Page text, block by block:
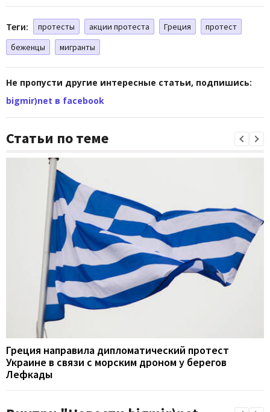
Теги: протесты акции протеста Греция
протест
беженцы
мигранты
Не пропусти другие интересные статьи, подпишись:
bigmir)net в facebook
Статьи по теме
Греция направила дипломатический протест
Украине в связи с морским дроном у берегов
Лефкады